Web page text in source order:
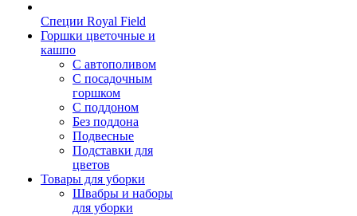
Специи Royal Field
Горшки цветочные и
кашпо
С автополивом
С посадочным
горшком
С поддоном
Без поддона
Подвесные
Подставки для
цветов
Товары для уборки
Швабры и наборы
для уборки